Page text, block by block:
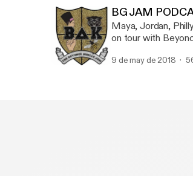
BG JAM
Maya, Jordan,
on tour with
9 de may de 2018